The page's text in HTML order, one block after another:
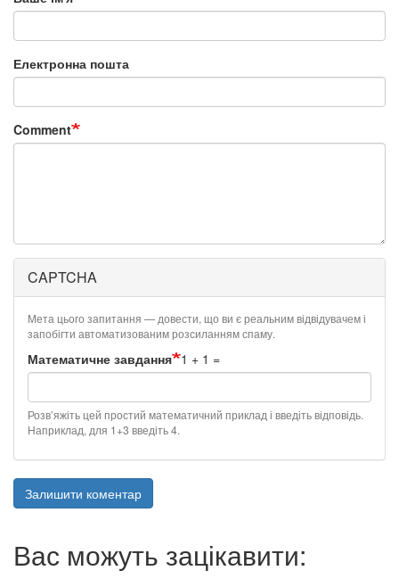
Електронна пошта
Comment
CAPTCHA
Мета цього запитання — довести, що ви є реальним відвідувачем і
запобігти автоматизованим розсиланням спаму.
Математичне завдання 1 + 1 =
Розв’яжіть цей простий математичний приклад і введіть відповідь.
Наприклад, для 1+3 введіть 4.
Залишити коментар
Вас можуть зацікавити: